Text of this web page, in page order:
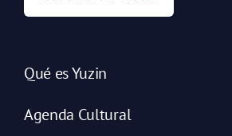
Qué es Yuzin
Agenda Cultural